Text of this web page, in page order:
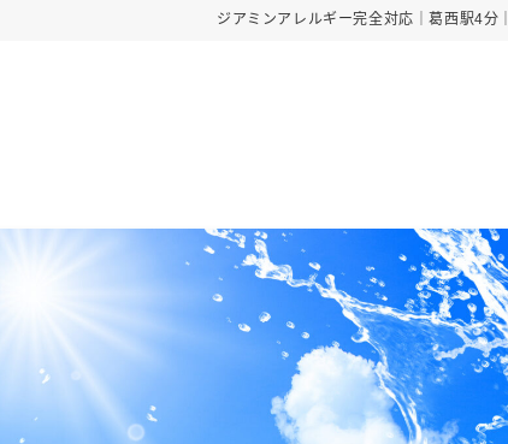
ジアミンアレルギー完全対応｜葛西駅4分｜